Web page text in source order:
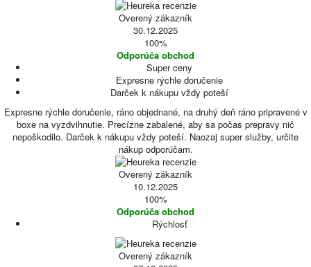
Overený zákazník
30.12.2025
100%
Odporúča obchod
Super ceny
Expresne rýchle doručenie
Darček k nákupu vždy poteší
Expresne rýchle doručenie, ráno objednané, na druhý deň ráno pripravené v
boxe na vyzdvihnutie. Precízne zabalené, aby sa počas prepravy nič
nepoškodilo. Darček k nákupu vždy poteší. Naozaj super služby, určite
nákup odporúčam.
Overený zákazník
10.12.2025
100%
Odporúča obchod
Rýchlosť
Overený zákazník